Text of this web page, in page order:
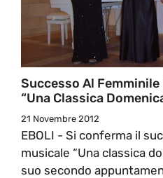
Successo Al Femminile
“Una Classica
21 Novembre 2012
EBOLI - Si conferma il
musicale “Una classica
suo secondo